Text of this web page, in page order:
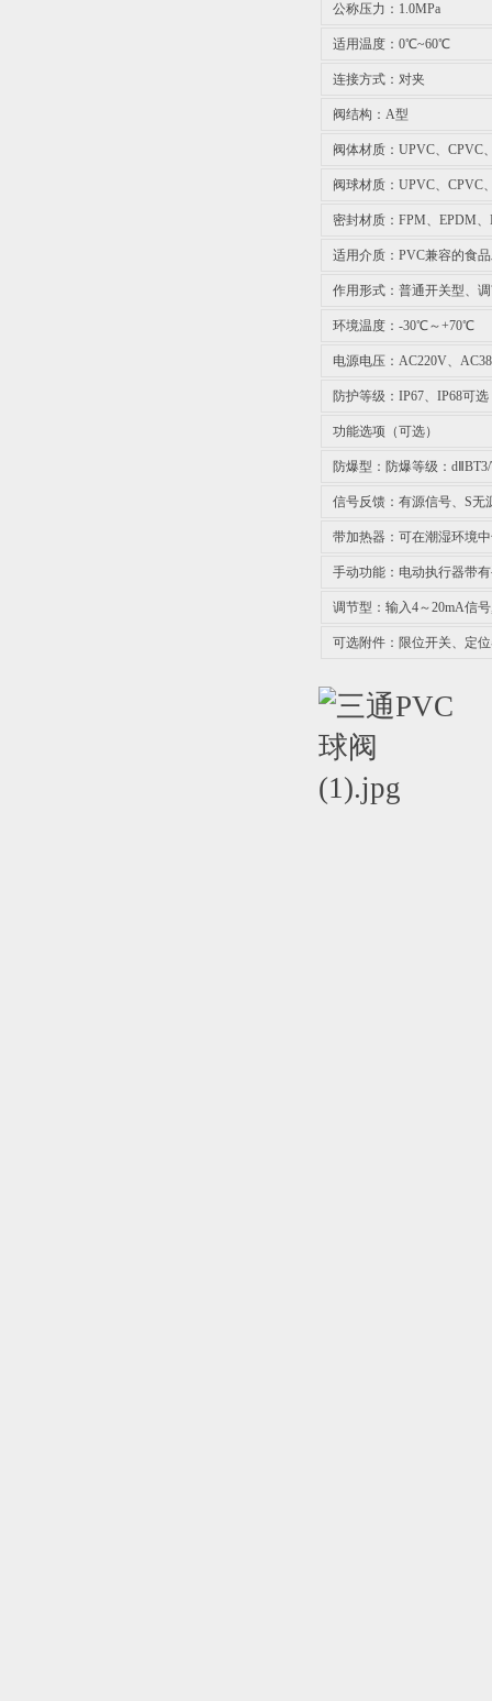
公称压力：1.0MPa
适用温度：0℃~60℃
连接方式：对夹
阀结构：A型
阀体材质：UPVC、CPVC
阀球材质：UPVC、CPVC
密封材质：FPM、EPDM
适用介质：PVC兼容的食
作用形式：普通开关型、
环境温度：-30℃～+70℃
电源电压：AC220V、
防护等级：IP67、IP68可选
功能选项（可选）
防爆型：防爆等级：
信号反馈：有源信号、S无
带加热器：可在潮湿环境
手动功能：电动执行器带
调节型：输入4～20mA信
可选附件：限位开关、定